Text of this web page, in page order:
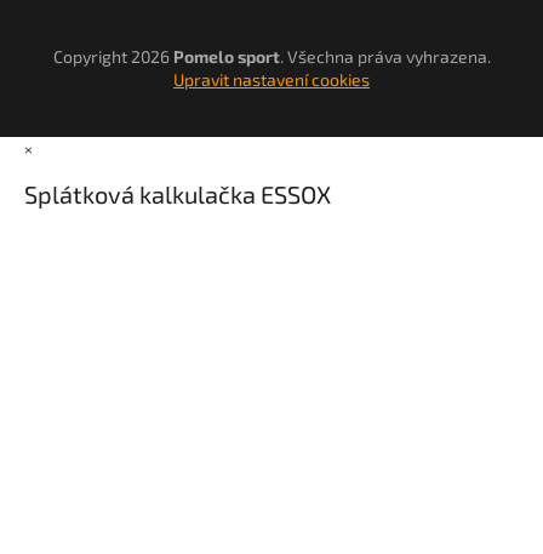
Copyright 2026 Pomelo sport. Všechna práva vyhrazena.
Upravit nastavení cookies
×
Splátková kalkulačka ESSOX